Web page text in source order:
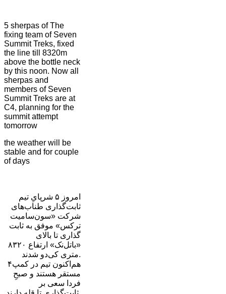
5 sherpas of The
fixing team of Seven
Summit Treks, fixed
the line till 8320m
above the bottle neck
by this noon. Now all
sherpas and
members of Seven
Summit Treks are at
C4, planning for the
summit attempt
tomorrow
the weather will be
stable and for couple
of days
امروز ۵ شرپایِ تیم
ثابت‌گذاری طناب‌های
شرکت «سون‌سامیت
ترکس» موفق به ثابت
گذاری تا بالای
«باتل‌نک» ارتفاع ۸۳۲۰
متری کی‌دو شدند.
هم‌اکنون تیم در کمپ۴
مستقر هستند و صبحِ
فردا سعی بر